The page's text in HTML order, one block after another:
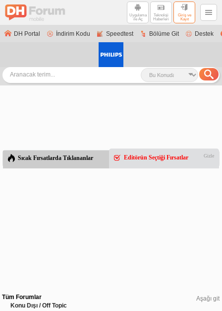
Uygulama
ile Aç
Teknoloji
Haberleri
Giriş ve
Kayıt
DH Portal İndirim Kodu Speedtest Bölüme Git Destek
Sıcak Fırsatlarda Tıklananlar Editörün Seçtiği Fırsatlar Gizle
Aşağı git
Tüm Forumlar
Konu Dışı / Off Topic